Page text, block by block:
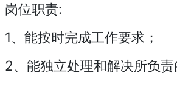
岗位职责:
1、能按时完成工作要求；
2、能独立处理和解决所负责